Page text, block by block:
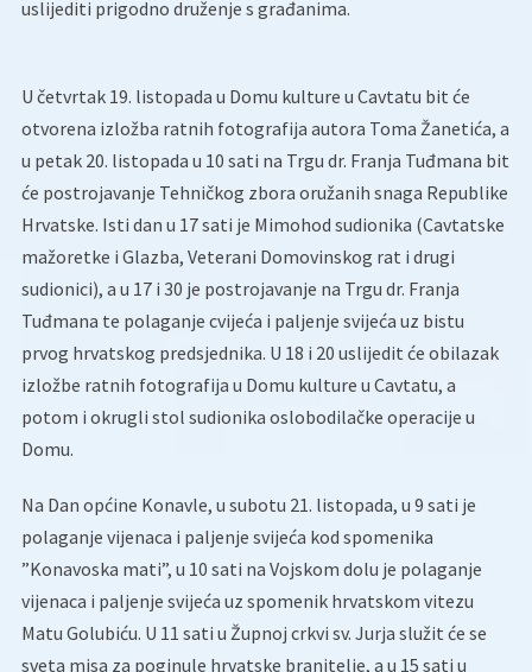
uslijediti prigodno druženje s građanima.
U četvrtak 19. listopada u Domu kulture u Cavtatu bit će
otvorena izložba ratnih fotografija autora Toma Žanetića, a
u petak 20. listopada u 10 sati na Trgu dr. Franja Tuđmana bit
će postrojavanje Tehničkog zbora oružanih snaga Republike
Hrvatske. Isti dan u 17 sati je Mimohod sudionika (Cavtatske
mažoretke i Glazba, Veterani Domovinskog rat i drugi
sudionici), a u 17 i 30 je postrojavanje na Trgu dr. Franja
Tuđmana te polaganje cvijeća i paljenje svijeća uz bistu
prvog hrvatskog predsjednika. U 18 i 20 uslijedit će obilazak
izložbe ratnih fotografija u Domu kulture u Cavtatu, a
potom i okrugli stol sudionika oslobodilačke operacije u
Domu.
Na Dan općine Konavle, u subotu 21. listopada, u 9 sati je
polaganje vijenaca i paljenje svijeća kod spomenika
”Konavoska mati”, u 10 sati na Vojskom dolu je polaganje
vijenaca i paljenje svijeća uz spomenik hrvatskom vitezu
Matu Golubiću. U 11 sati u Župnoj crkvi sv. Jurja služit će se
sveta misa za poginule hrvatske branitelje, a u 15 sati u